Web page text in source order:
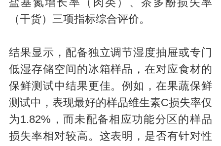
盐基氮增长率（肉类）、茶多酚损失率
（干货）三项指标综合评价。
结果显示，配备独立调节湿度抽屉或专门
低湿存储空间的冰箱样品，在对应食材的
保鲜测试中结果更佳。例如，在果蔬保鲜
测试中，表现最好的样品维生素C损失率仅
为1.82%，而未配备相应功能分区的样品
损失率相对较高。这表明，是否有针对性